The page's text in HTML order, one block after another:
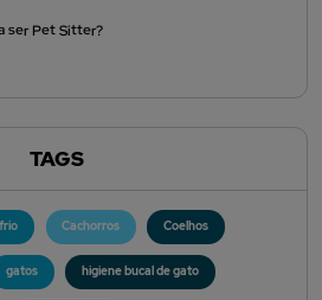
ser Pet Sitter?
TAGS
Cachorros Coelhos
gatos higiene bucal de gato